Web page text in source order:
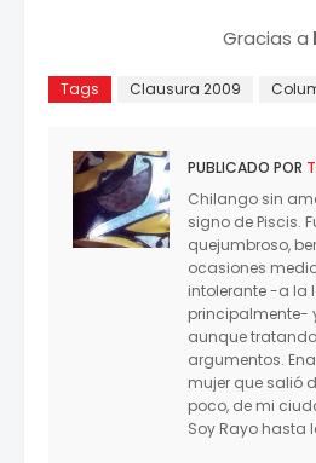
Gracias a
Tags Clausura 2009
PUBLICADO POR
Chilango sin
signo de Piscis.
quejumbroso,
ocasiones
intolerante -a la
principalmente-
aunque
argumentos.
mujer que salió
poco, de mi
Soy Rayo hasta